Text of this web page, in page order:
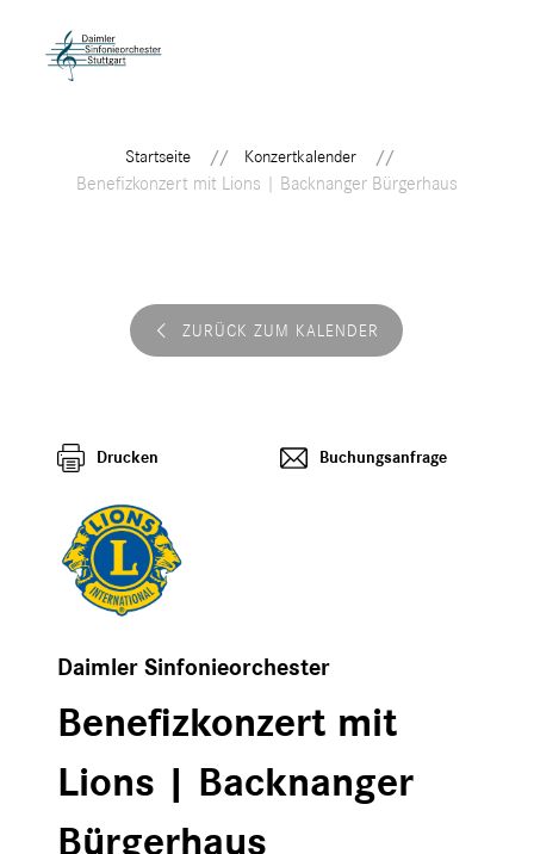
Startseite Konzertkalender
Benefizkonzert mit Lions | Backnanger Bürgerhaus
Buchungsanfrage
Drucken
Daimler Sinfonieorchester
Benefizkonzert mit
Lions | Backnanger
Bürgerhaus
ZURÜCK ZUM KALENDER